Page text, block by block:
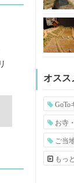
オスス
GoTo
お寺
ご当
もっ